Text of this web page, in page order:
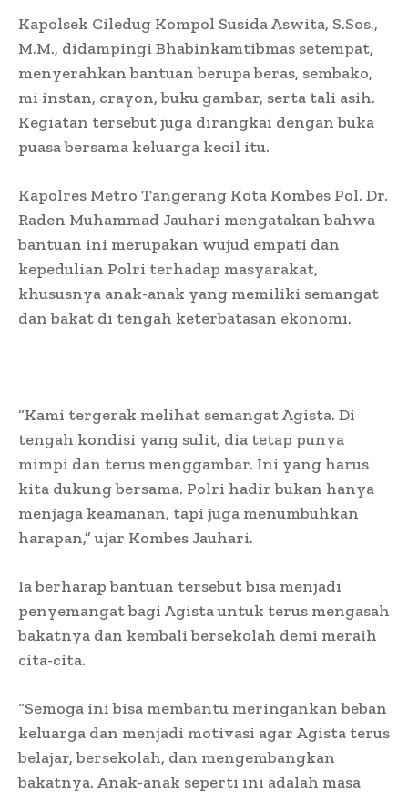
Kapolsek Ciledug Kompol Susida Aswita, S.Sos.,
M.M., didampingi Bhabinkamtibmas setempat,
menyerahkan bantuan berupa beras, sembako,
mi instan, crayon, buku gambar, serta tali asih.
Kegiatan tersebut juga dirangkai dengan buka
puasa bersama keluarga kecil itu.
Kapolres Metro Tangerang Kota Kombes Pol. Dr.
Raden Muhammad Jauhari mengatakan bahwa
bantuan ini merupakan wujud empati dan
kepedulian Polri terhadap masyarakat,
khususnya anak-anak yang memiliki semangat
dan bakat di tengah keterbatasan ekonomi.
“Kami tergerak melihat semangat Agista. Di
tengah kondisi yang sulit, dia tetap punya
mimpi dan terus menggambar. Ini yang harus
kita dukung bersama. Polri hadir bukan hanya
menjaga keamanan, tapi juga menumbuhkan
harapan,” ujar Kombes Jauhari.
Ia berharap bantuan tersebut bisa menjadi
penyemangat bagi Agista untuk terus mengasah
bakatnya dan kembali bersekolah demi meraih
cita-cita.
“Semoga ini bisa membantu meringankan beban
keluarga dan menjadi motivasi agar Agista terus
belajar, bersekolah, dan mengembangkan
bakatnya. Anak-anak seperti ini adalah masa